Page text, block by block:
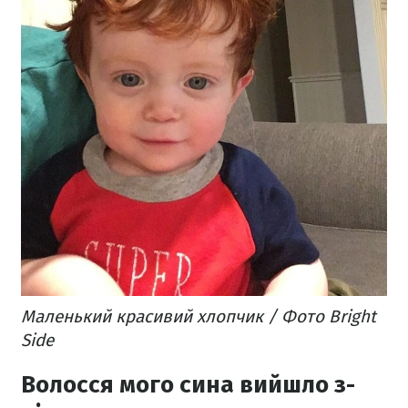
Маленький красивий хлопчик / Фото Bright
Side
Волосся мого сина вийшло з-